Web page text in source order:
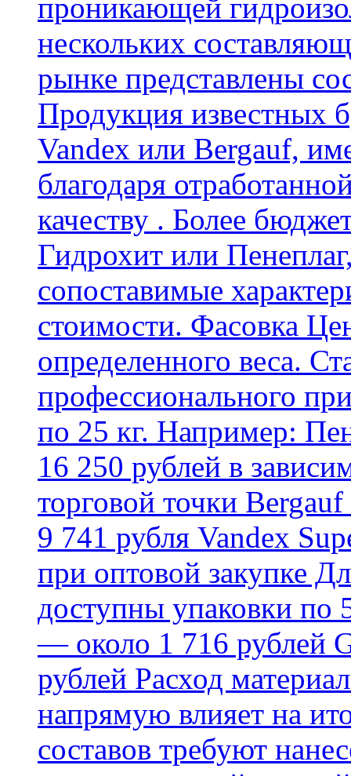
проникающей
нескольких
рынке представлены
Продукция известных
Vandex или Bergauf,
благодаря
качеству . Более
Гидрохит или
сопоставимые
стоимости. Фасовка
определенного веса.
профессионального
по 25 кг. Например:
16 250 рублей в
торговой точки
9 741 рубля Vandex
при оптовой закупке
доступны упаковки по
— около 1 716 рублей
рублей Расход
напрямую влияет на
составов требуют